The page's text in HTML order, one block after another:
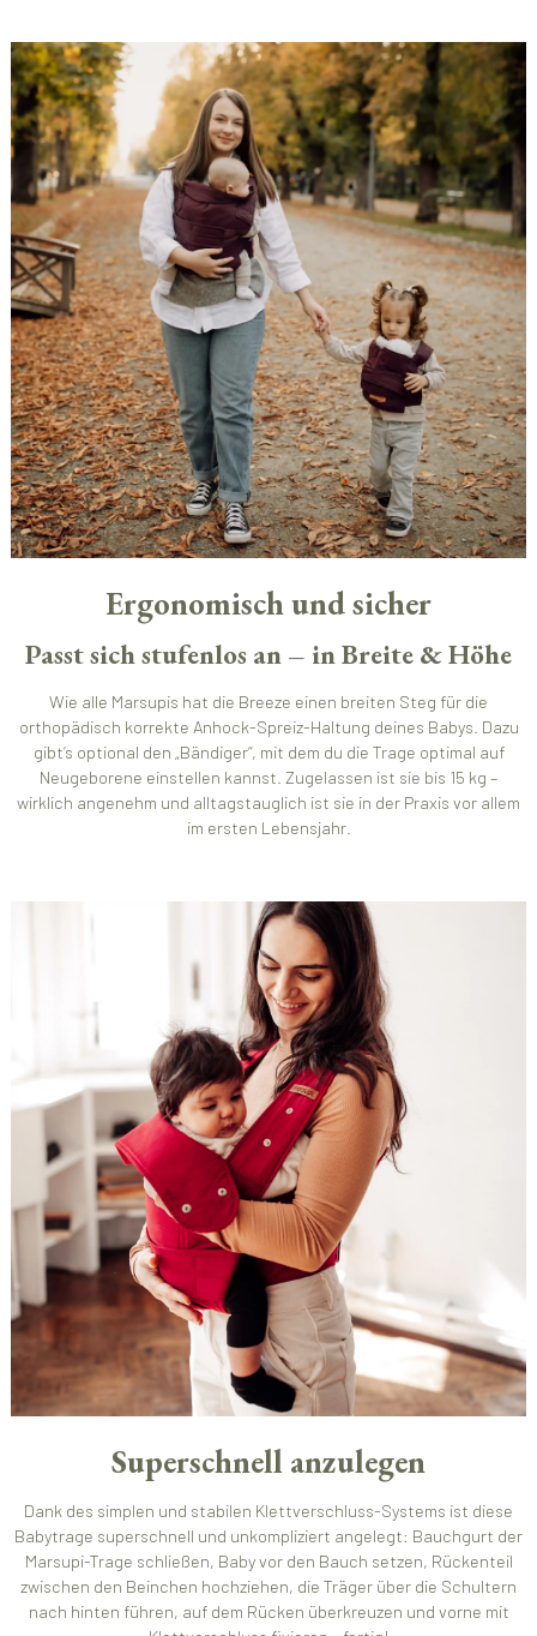
Ergonomisch und sicher
Passt sich stufenlos an – in Breite & Höhe
Wie alle Marsupis hat die Breeze einen breiten Steg für die
orthopädisch korrekte Anhock-Spreiz-Haltung deines Babys. Dazu
gibt’s optional den „Bändiger“, mit dem du die Trage optimal auf
Neugeborene einstellen kannst. Zugelassen ist sie bis 15 kg –
wirklich angenehm und alltagstauglich ist sie in der Praxis vor allem
im ersten Lebensjahr.
Superschnell anzulegen
Dank des simplen und stabilen Klettverschluss-Systems ist diese
Babytrage superschnell und unkompliziert angelegt: Bauchgurt der
Marsupi-Trage schließen, Baby vor den Bauch setzen, Rückenteil
zwischen den Beinchen hochziehen, die Träger über die Schultern
nach hinten führen, auf dem Rücken überkreuzen und vorne mit